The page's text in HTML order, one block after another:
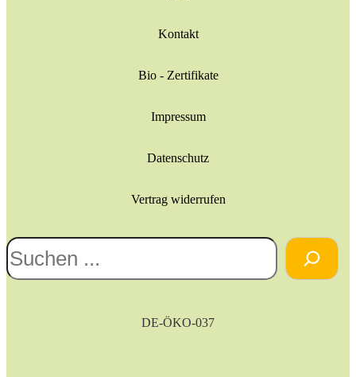
Kontakt
Bio - Zertifikate
Impressum
Datenschutz
Vertrag widerrufen
Suchen
DE-ÖKO-037